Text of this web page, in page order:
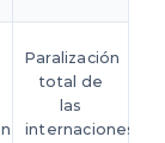
Paralización
total de
las
internaciones